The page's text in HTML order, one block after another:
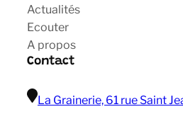
Actualités
Ecouter
A propos
Contact
La Grainerie, 61 rue Saint